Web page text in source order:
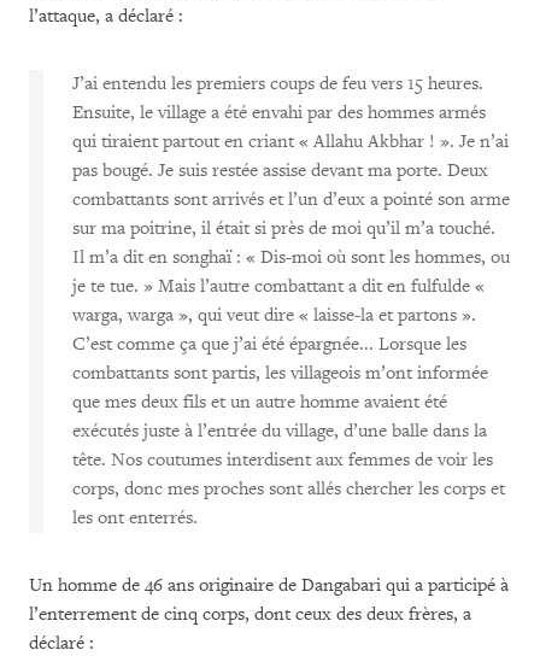
l’attaque, a déclaré :
J’ai entendu les premiers coups de feu vers 15 heures.
Ensuite, le village a été envahi par des hommes armés
qui tiraient partout en criant « Allahu Akbhar ! ». Je n’ai
pas bougé. Je suis restée assise devant ma porte. Deux
combattants sont arrivés et l’un d’eux a pointé son arme
sur ma poitrine, il était si près de moi qu’il m’a touché.
Il m’a dit en songhaï : « Dis-moi où sont les hommes, ou
je te tue. » Mais l’autre combattant a dit en fulfulde «
warga, warga », qui veut dire « laisse-la et partons ».
C’est comme ça que j’ai été épargnée... Lorsque les
combattants sont partis, les villageois m’ont informée
que mes deux fils et un autre homme avaient été
exécutés juste à l’entrée du village, d’une balle dans la
tête. Nos coutumes interdisent aux femmes de voir les
corps, donc mes proches sont allés chercher les corps et
les ont enterrés.
Un homme de 46 ans originaire de Dangabari qui a participé à
l’enterrement de cinq corps, dont ceux des deux frères, a
déclaré :